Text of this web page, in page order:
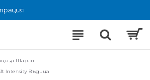
за Шаран
Intensity Въдица